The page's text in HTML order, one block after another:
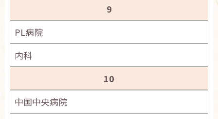
9
PL病院
内科
10
中国中央病院